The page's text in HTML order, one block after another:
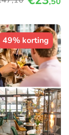
49% korting